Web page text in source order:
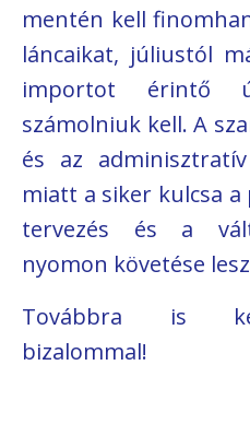
mentén kell
láncaikat, júliustól
importot érintő
számolniuk kell. A
és az
miatt a siker kulcsa
tervezés és a
nyomon követése
Továbbra is
bizalommal!